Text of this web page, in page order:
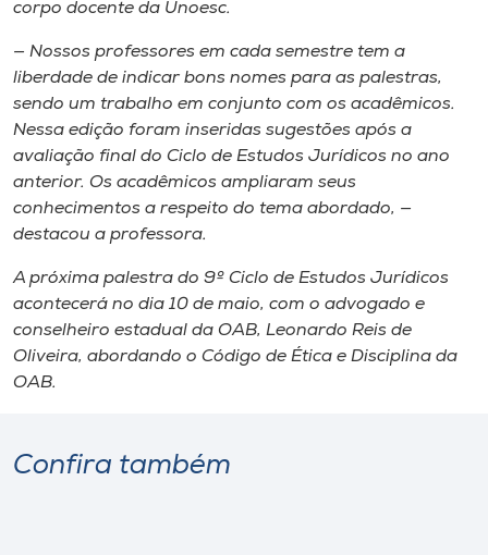
corpo docente da Unoesc.
— Nossos professores em cada semestre tem a
liberdade de indicar bons nomes para as palestras,
sendo um trabalho em conjunto com os acadêmicos.
Nessa edição foram inseridas sugestões após a
avaliação final do Ciclo de Estudos Jurídicos no ano
anterior. Os acadêmicos ampliaram seus
conhecimentos a respeito do tema abordado, —
destacou a professora.
A próxima palestra do 9º Ciclo de Estudos Jurídicos
acontecerá no dia 10 de maio, com o advogado e
conselheiro estadual da OAB, Leonardo Reis de
Oliveira, abordando o Código de Ética e Disciplina da
OAB.
Confira também